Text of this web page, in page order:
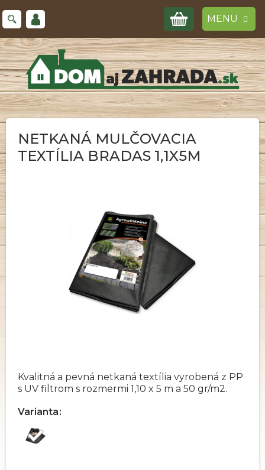
na
obsah
NÁKUPNÝ
NETKANÁ MULČOVACIA
TEXTÍLIA BRADAS 1,1X5M
Varianta
Kvalitná a pevná netkaná textília vyrobená z PP
s UV filtrom s rozmermi 1,10 x 5 m a 50 gr/m2.